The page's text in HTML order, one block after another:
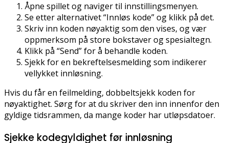
Åpne spillet og naviger til innstillingsmenyen.
Se etter alternativet “Innløs kode” og klikk på det.
Skriv inn koden nøyaktig som den vises, og vær
oppmerksom på store bokstaver og spesialtegn.
Klikk på “Send” for å behandle koden.
Sjekk for en bekreftelsesmelding som indikerer
vellykket innløsning.
Hvis du får en feilmelding, dobbeltsjekk koden for
nøyaktighet. Sørg for at du skriver den inn innenfor den
gyldige tidsrammen, da mange koder har utløpsdatoer.
Sjekke kodegyldighet før innløsning